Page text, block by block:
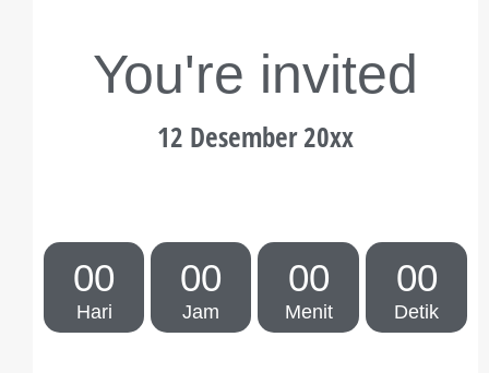
You're invited
12 Desember 20xx
00
Hari
00
Jam
00
Menit
00
Detik